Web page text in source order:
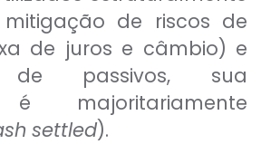
de riscos de
de juros e câmbio) e
de passivos, sua
é majoritariamente
settled).